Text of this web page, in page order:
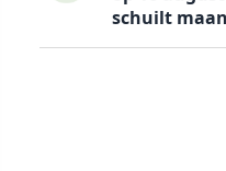
schuilt